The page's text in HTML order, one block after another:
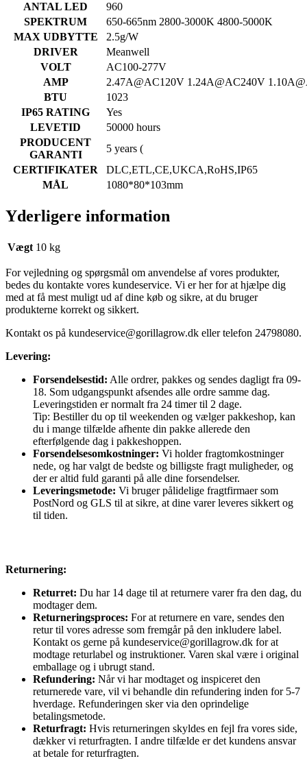
ANTAL LED
960
SPEKTRUM
650-665nm 2800-3000K 4800-5000K
MAX UDBYTTE
2.5g/W
DRIVER
Meanwell
VOLT
AC100-277V
AMP
2.47A@AC120V 1.24A@AC240V
BTU
1023
IP65 RATING
Yes
LEVETID
50000 hours
PRODUCENT
GARANTI
5 years (
CERTIFIKATER
DLC,ETL,CE,UKCA,RoHS,IP65
MÅL
1080*80*103mm
Yderligere information
Vægt 10 kg
For vejledning og spørgsmål om anvendelse af vores produkter,
bedes du kontakte vores kundeservice. Vi er her for at hjælpe dig
med at få mest muligt ud af dine køb og sikre, at du bruger
produkterne korrekt og sikkert.
Kontakt os på kundeservice@gorillagrow.dk eller telefon 24798080.
Levering:
Forsendelsestid: Alle ordrer, pakkes og sendes dagligt fra 09-
18. Som udgangspunkt afsendes alle ordre samme dag.
Leveringstiden er normalt fra 24 timer til 2 dage.
Tip: Bestiller du op til weekenden og vælger pakkeshop, kan
du i mange tilfælde afhente din pakke allerede den
efterfølgende dag i pakkeshoppen.
Forsendelsesomkostninger: Vi holder fragtomkostninger
nede, og har valgt de bedste og billigste fragt muligheder, og
der er altid fuld garanti på alle dine forsendelser.
Leveringsmetode: Vi bruger pålidelige fragtfirmaer som
PostNord og GLS til at sikre, at dine varer leveres sikkert og
til tiden.
Returnering:
Returret: Du har 14 dage til at returnere varer fra den dag, du
modtager dem.
Returneringsproces: For at returnere en vare, sendes den
retur til vores adresse som fremgår på den inkludere label.
Kontakt os gerne på kundeservice@gorillagrow.dk for at
modtage returlabel og instruktioner. Varen skal være i original
emballage og i ubrugt stand.
Refundering: Når vi har modtaget og inspiceret den
returnerede vare, vil vi behandle din refundering inden for 5-7
hverdage. Refunderingen sker via den oprindelige
betalingsmetode.
Returfragt: Hvis returneringen skyldes en fejl fra vores side,
dækker vi returfragten. I andre tilfælde er det kundens ansvar
at betale for returfragten.